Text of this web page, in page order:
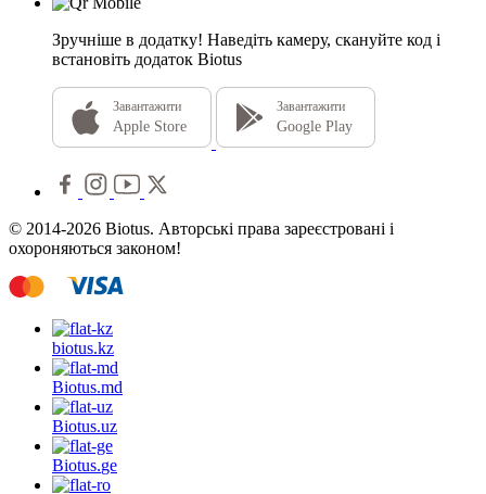
Зручніше в додатку! Наведіть камеру, скануйте код і
встановіть додаток Biotus
Завантажити
Apple Store
Завантажити
Google Play
© 2014-2026 Biotus. Авторські права зареєстровані і
охороняються законом!
biotus.kz
Biotus.md
Biotus.uz
Biotus.ge